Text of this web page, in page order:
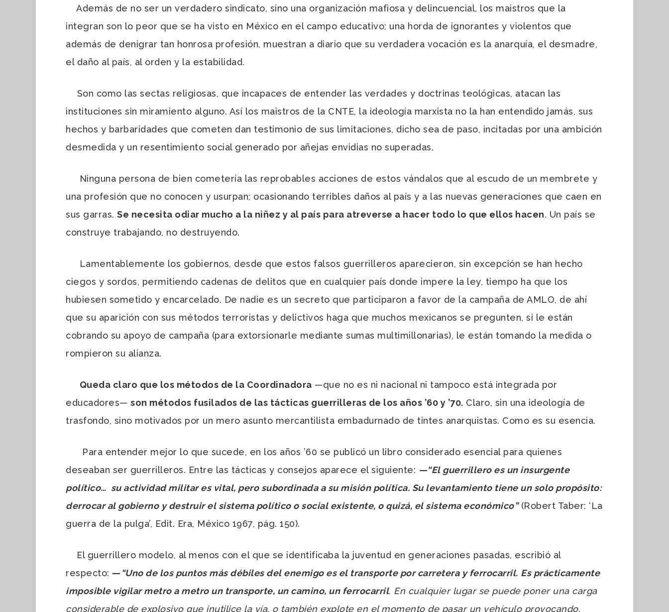
Además de no ser un verdadero sindicato, sino una organización mafiosa y delincuencial, los maistros que la
integran son lo peor que se ha visto en México en el campo educativo; una horda de ignorantes y violentos que
además de denigrar tan honrosa profesión, muestran a diario que su verdadera vocación es la anarquía, el desmadre,
el daño al país, al orden y la estabilidad.
Son como las sectas religiosas, que incapaces de entender las verdades y doctrinas teológicas, atacan las
instituciones sin miramiento alguno. Así los maistros de la CNTE, la ideología marxista no la han entendido jamás, sus
hechos y barbaridades que cometen dan testimonio de sus limitaciones, dicho sea de paso, incitadas por una ambición
desmedida y un resentimiento social generado por añejas envidias no superadas.
Ninguna persona de bien cometería las reprobables acciones de estos vándalos que al escudo de un membrete y
una profesión que no conocen y usurpan; ocasionando terribles daños al país y a las nuevas generaciones que caen en
sus garras. Se necesita odiar mucho a la niñez y al país para atreverse a hacer todo lo que ellos hacen. Un país se
construye trabajando, no destruyendo.
Lamentablemente los gobiernos, desde que estos falsos guerrilleros aparecieron, sin excepción se han hecho
ciegos y sordos, permitiendo cadenas de delitos que en cualquier país donde impere la ley, tiempo ha que los
hubiesen sometido y encarcelado. De nadie es un secreto que participaron a favor de la campaña de AMLO, de ahí
que su aparición con sus métodos terroristas y delictivos haga que muchos mexicanos se pregunten, si le están
cobrando su apoyo de campaña (para extorsionarle mediante sumas multimillonarias), le están tomando la medida o
rompieron su alianza.
Queda claro que los métodos de la Coordinadora —que no es ni nacional ni tampoco está integrada por
educadores— son métodos fusilados de las tácticas guerrilleras de los años ’60 y ’70. Claro, sin una ideología de
trasfondo, sino motivados por un mero asunto mercantilista embadurnado de tintes anarquistas. Como es su esencia.
Para entender mejor lo que sucede, en los años ’60 se publicó un libro considerado esencial para quienes
deseaban ser guerrilleros. Entre las tácticas y consejos aparece el siguiente: —“El guerrillero es un insurgente
político… su actividad militar es vital, pero subordinada a su misión política. Su levantamiento tiene un solo propósito:
derrocar al gobierno y destruir el sistema político o social existente, o quizá, el sistema económico”(Robert Taber: ‘La
guerra de la pulga’, Edit. Era, México 1967, pág. 150).
El guerrillero modelo, al menos con el que se identificaba la juventud en generaciones pasadas, escribió al
respecto: — “Uno de los puntos más débiles del enemigo es el transporte por carretera y ferrocarril. Es prácticamente
imposible vigilar metro a metro un transporte, un camino, un ferrocarril. En cualquier lugar se puede poner una carga
considerable de explosivo que inutilice la vía, o también explote en el momento de pasar un vehículo provocando,